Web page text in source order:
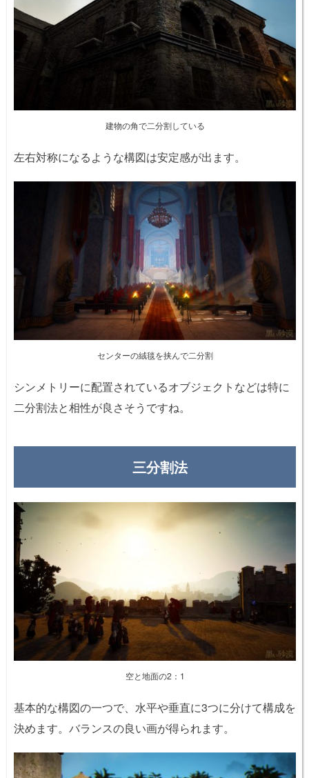
建物の角で二分割している
左右対称になるような構図は安定感が出ます。
センターの絨毯を挟んで二分割
シンメトリーに配置されているオブジェクトなどは特に
二分割法と相性が良さそうですね。
三分割法
空と地面の2：1
基本的な構図の一つで、水平や垂直に3つに分けて構成を
決めます。バランスの良い画が得られます。